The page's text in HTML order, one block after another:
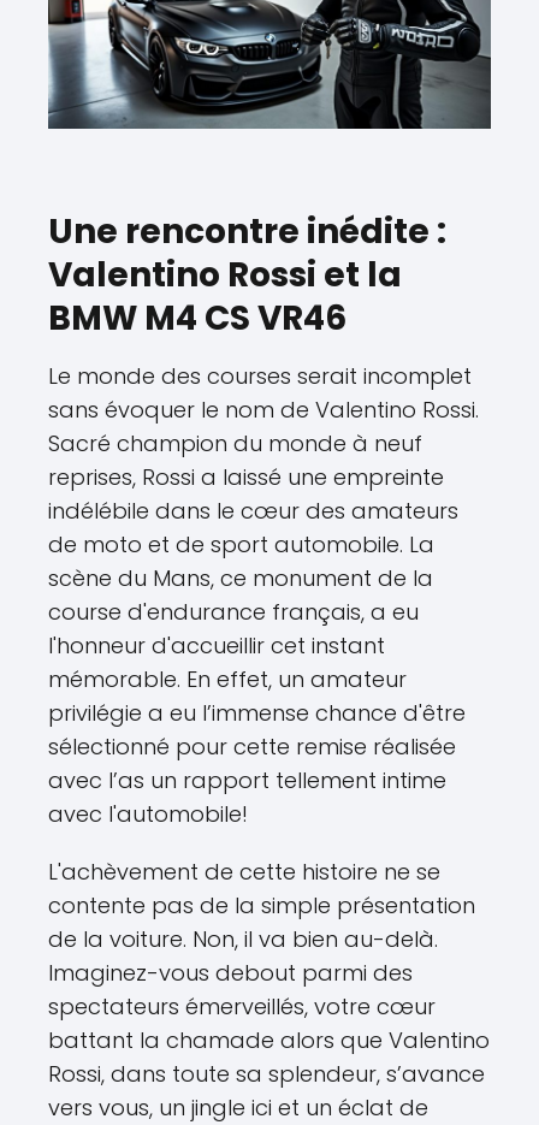
Une rencontre inédite :
Valentino Rossi et la
BMW M4 CS VR46
Le monde des courses serait incomplet
sans évoquer le nom de Valentino Rossi.
Sacré champion du monde à neuf
reprises, Rossi a laissé une empreinte
indélébile dans le cœur des amateurs
de moto et de sport automobile. La
scène du Mans, ce monument de la
course d'endurance français, a eu
l'honneur d'accueillir cet instant
mémorable. En effet, un amateur
privilégie a eu l’immense chance d'être
sélectionné pour cette remise réalisée
avec l’as un rapport tellement intime
avec l'automobile!
L'achèvement de cette histoire ne se
contente pas de la simple présentation
de la voiture. Non, il va bien au-delà.
Imaginez-vous debout parmi des
spectateurs émerveillés, votre cœur
battant la chamade alors que Valentino
Rossi, dans toute sa splendeur, s’avance
vers vous, un jingle ici et un éclat de